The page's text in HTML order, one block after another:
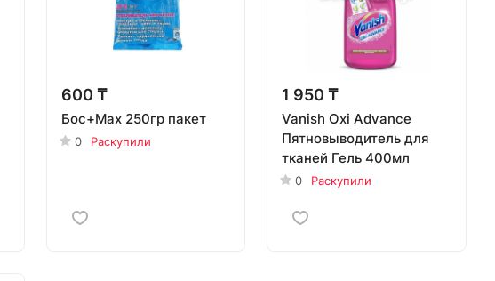
600 ₸
Бос+Max 250гр пакет
0 Раскупили
1 950 ₸
Vanish Oxi Advance
Пятновыводитель для
тканей Гель 400мл
0 Раскупили